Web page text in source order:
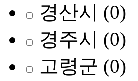
경산시 (0)
경주시 (0)
고령군 (0)